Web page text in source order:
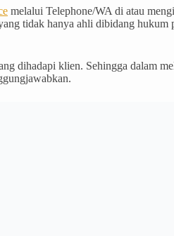
melalui Telephone/WA di atau
tidak hanya ahli dibidang
dihadapi klien. Sehingga dalam